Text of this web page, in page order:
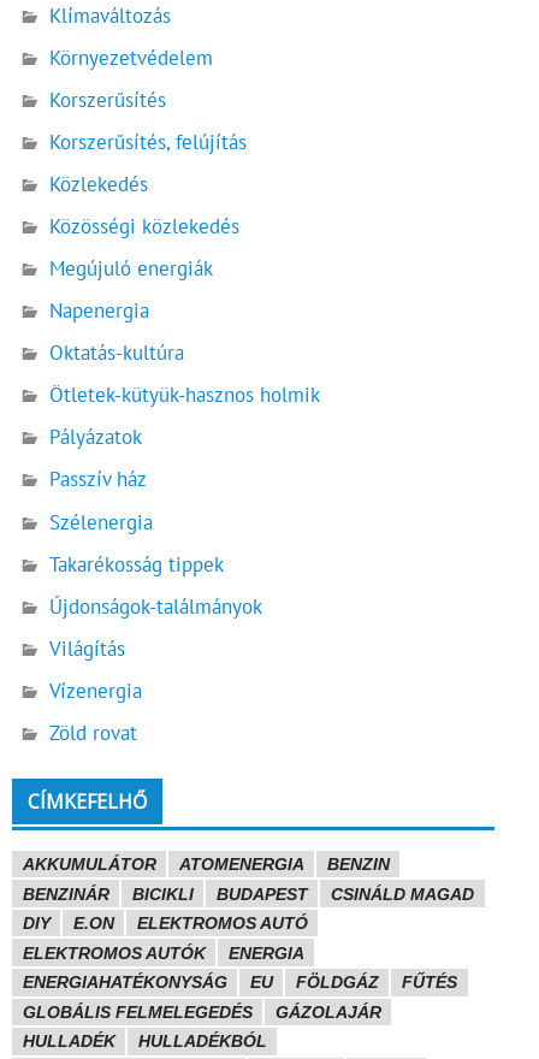
Klímaváltozás
Környezetvédelem
Korszerűsítés
Korszerűsítés, felújítás
Közlekedés
Közösségi közlekedés
Megújuló energiák
Napenergia
Oktatás-kultúra
Ötletek-kütyük-hasznos holmik
Pályázatok
Passzív ház
Szélenergia
Takarékosság tippek
Újdonságok-találmányok
Világítás
Vízenergia
Zöld rovat
CÍMKEFELHŐ
AKKUMULÁTOR ATOMENERGIA
BENZIN
BENZINÁR
BICIKLI BUDAPEST
CSINÁLD MAGAD
DIY
E.ON
ELEKTROMOS AUTÓ
ELEKTROMOS AUTÓK
ENERGIA
ENERGIAHATÉKONYSÁG
EU FÖLDGÁZ
FŰTÉS
GLOBÁLIS FELMELEGEDÉS
GÁZOLAJÁR
HULLADÉK
HULLADÉKBÓL